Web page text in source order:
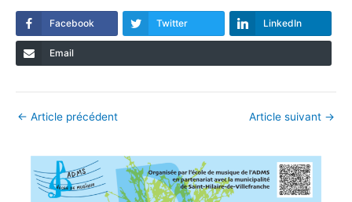
Facebook Twitter LinkedIn
Email
Navigation
← Article précédent Article suivant →